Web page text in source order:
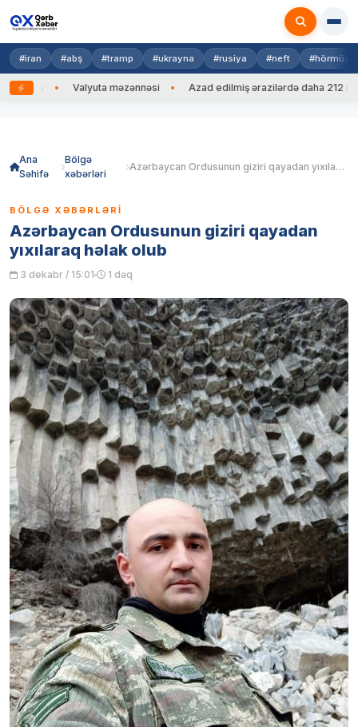
#iran #abş #tramp #ukrayna #rusiya #neft #hörmüz
Valyuta məzənnəsi Azad edilmiş ərazilərdə daha 212 mina, 753
Ana
Səhifə
Bölgə
xəbərləri
Azərbaycan Ordusunun giziri qayadan yıxılaraq həlak olub
BÖLGƏ XƏBƏRLƏRI
Azərbaycan Ordusunun giziri qayadan
yıxılaraq həlak olub
3 dekabr / 15:01 1 dəq